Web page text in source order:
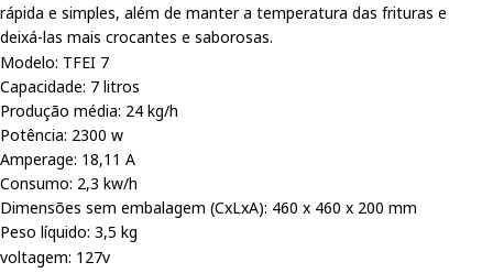
rápida e simples, além de manter a temperatura das frituras e
deixá-las mais crocantes e saborosas.
Modelo: TFEI 7
Capacidade: 7 litros
Produção média: 24 kg/h
Potência: 2300 w
Amperage: 18,11 A
Consumo: 2,3 kw/h
Dimensões sem embalagem (CxLxA): 460 x 460 x 200 mm
Peso líquido: 3,5 kg
voltagem: 127v